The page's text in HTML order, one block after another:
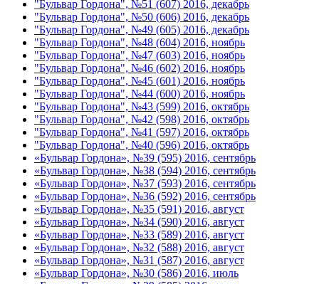
"Бульвар Гордона", №51 (607) 2016, декабрь
"Бульвар Гордона", №50 (606) 2016, декабрь
"Бульвар Гордона", №49 (605) 2016, декабрь
"Бульвар Гордона", №48 (604) 2016, ноябрь
"Бульвар Гордона", №47 (603) 2016, ноябрь
"Бульвар Гордона", №46 (602) 2016, ноябрь
"Бульвар Гордона", №45 (601) 2016, ноябрь
"Бульвар Гордона", №44 (600) 2016, ноябрь
"Бульвар Гордона", №43 (599) 2016, октябрь
"Бульвар Гордона", №42 (598) 2016, октябрь
"Бульвар Гордона", №41 (597) 2016, октябрь
"Бульвар Гордона", №40 (596) 2016, октябрь
«Бульвар Гордона», №39 (595) 2016, сентябрь
«Бульвар Гордона», №38 (594) 2016, сентябрь
«Бульвар Гордона», №37 (593) 2016, сентябрь
«Бульвар Гордона», №36 (592) 2016, сентябрь
«Бульвар Гордона», №35 (591) 2016, август
«Бульвар Гордона», №34 (590) 2016, август
«Бульвар Гордона», №33 (589) 2016, август
«Бульвар Гордона», №32 (588) 2016, август
«Бульвар Гордона», №31 (587) 2016, август
«Бульвар Гордона», №30 (586) 2016, июль